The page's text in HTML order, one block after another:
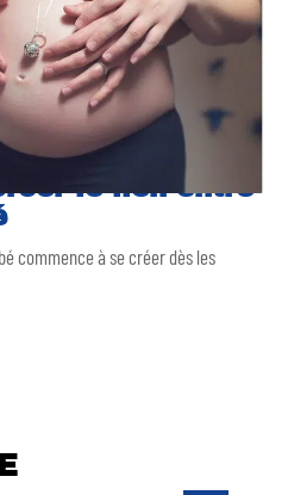
le lien entre
commence à se créer dès les